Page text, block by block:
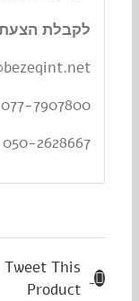
לקבלת הצעת
077-7907800
050-2628667
Tweet This
Product